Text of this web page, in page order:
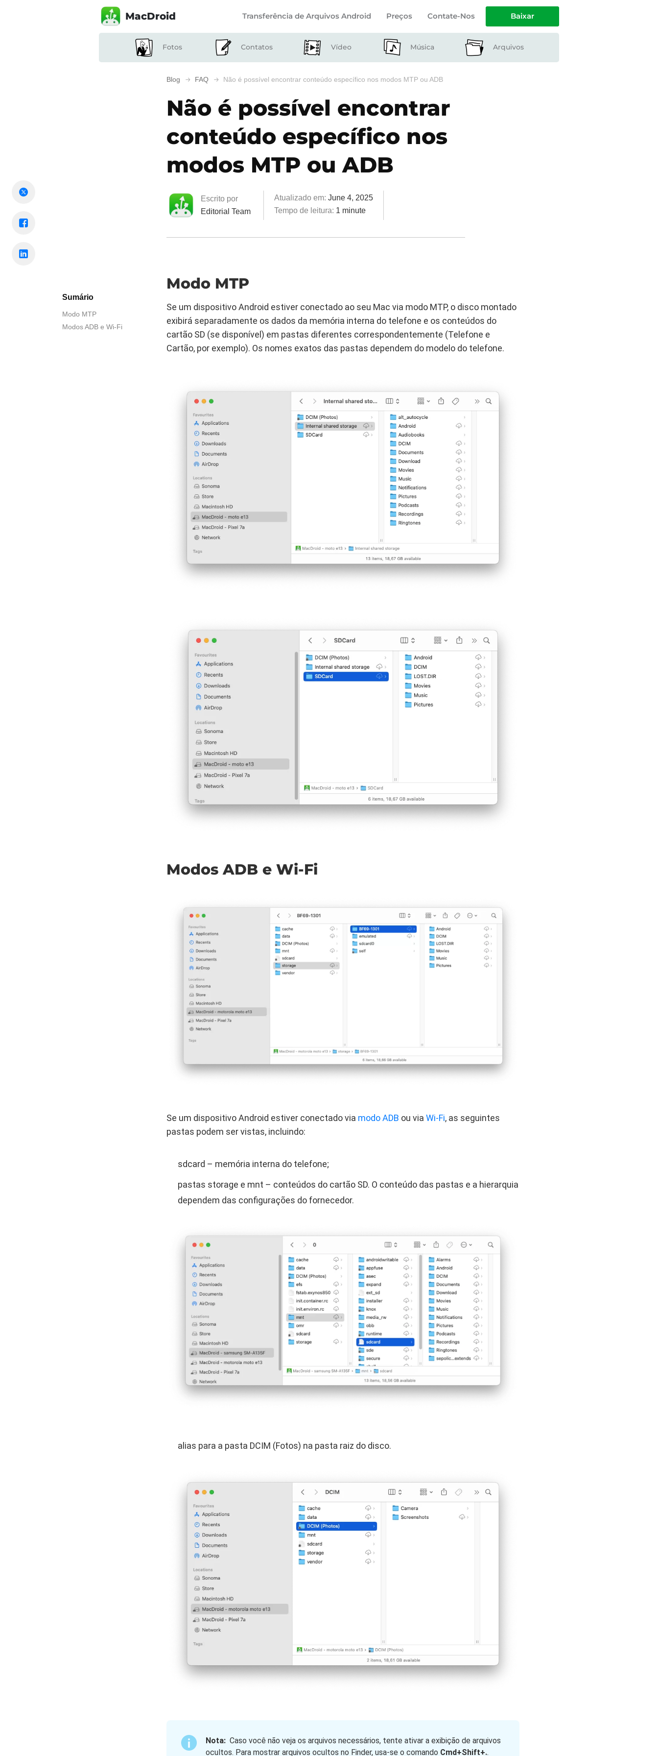
MacDroid Transferência de Arquivos Android Preços Contate-Nos Baixar
Fotos Contatos Vídeo Música Arquivos
Blog FAQ Não é possível encontrar conteúdo específico nos modos MTP ou ADB
Não é possível encontrar
conteúdo específico nos
modos MTP ou ADB
Escrito por
Editorial Team
Atualizado em: June 4, 2025
Tempo de leitura: 1 minute
Sumário
Modo MTP
Modos ADB e Wi-Fi
Modo MTP
Se um dispositivo Android estiver conectado ao seu Mac via modo MTP, o disco montado
exibirá separadamente os dados da memória interna do telefone e os conteúdos do
cartão SD (se disponível) em pastas diferentes correspondentemente (Telefone e
Cartão, por exemplo). Os nomes exatos das pastas dependem do modelo do telefone.
Modos ADB e Wi-Fi
Se um dispositivo Android estiver conectado via modo ADB ou via Wi-Fi, as seguintes
pastas podem ser vistas, incluindo:
sdcard – memória interna do telefone;
pastas storage e mnt – conteúdos do cartão SD. O conteúdo das pastas e a hierarquia
dependem das configurações do fornecedor.
alias para a pasta DCIM (Fotos) na pasta raiz do disco.
Nota: Caso você não veja os arquivos necessários, tente ativar a exibição de arquivos
ocultos. Para mostrar arquivos ocultos no Finder, usa-se o comando Cmd+Shift+..